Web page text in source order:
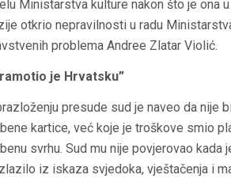
Ministarstva kulture nakon što je ona
otkrio nepravilnosti u radu
problema Andree Zlatar Violić.
je Hrvatsku”
presude sud je naveo da nije
kartice, već koje je troškove smio
svrhu. Sud mu nije povjerovao
iz iskaza svjedoka, vještačenja i